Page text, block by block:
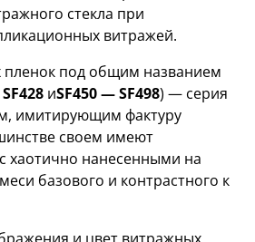
стекла при
витражей.
под общим названием
иSF450 — SF498) — серия
имитирующим фактуру
своем имеют
хаотично нанесенными на
базового и контрастного к